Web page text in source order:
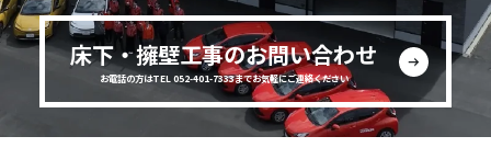
床下・擁壁工事のお問い合わせ
お電話の方はTEL 052-401-7333までお気軽にご連絡ください